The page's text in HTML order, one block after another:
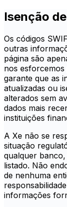
Isenção
Os códigos
outras
página são
nos
garante que as
atualizadas ou
alterados sem
dados mais
instituições
A Xe não se
situação
qualquer
listado. Não
de nenhuma
informações